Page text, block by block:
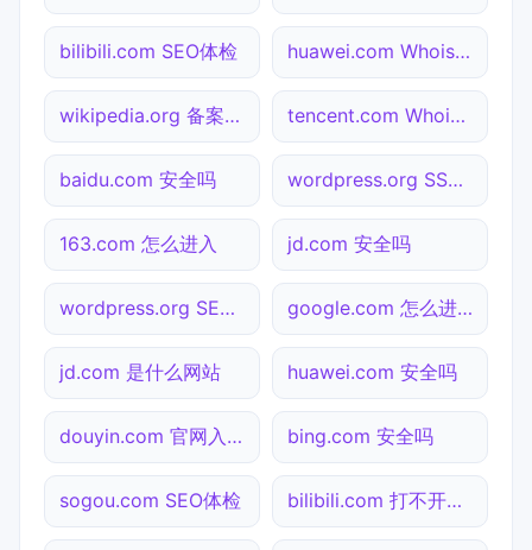
bilibili.com SEO体检 huawei.com Whois查询
wikipedia.org 备案查询 tencent.com Whois查询
baidu.com 安全吗 wordpress.org SSL检测
163.com 怎么进入 jd.com 安全吗
wordpress.org SEO体检 google.com 怎么进入
jd.com 是什么网站 huawei.com 安全吗
douyin.com 官网入口 bing.com 安全吗
sogou.com SEO体检 bilibili.com 打不开检测